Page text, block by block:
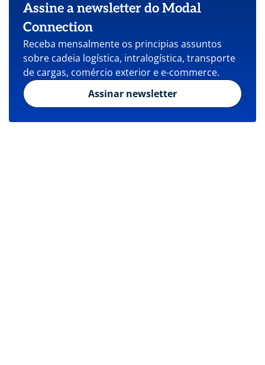
Assine a newsletter do Modal
Connection
Receba mensalmente os principias assuntos
sobre cadeia logística, intralogística, transporte
de cargas, comércio exterior e e-commerce.
Assinar newsletter